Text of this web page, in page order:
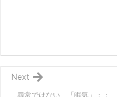
尋常ではない 「眠気」：：
Next